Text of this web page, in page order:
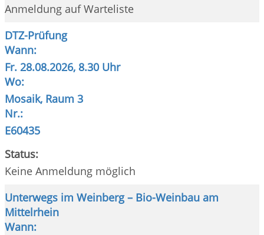
Anmeldung auf Warteliste
DTZ-Prüfung
Wann:
Fr. 28.08.2026, 8.30 Uhr
Wo:
Mosaik, Raum 3
Nr.:
E60435
Status:
Keine Anmeldung möglich
Unterwegs im Weinberg – Bio-Weinbau am
Mittelrhein
Wann: